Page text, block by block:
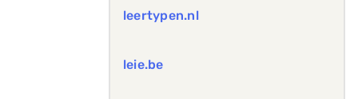
leertypen.nl
leie.be